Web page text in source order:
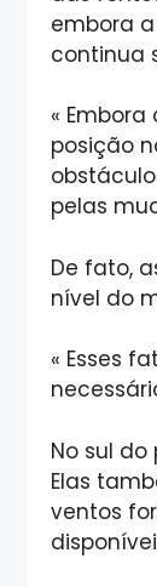
embora
continua
«
posição
pelas
De fato,
nível do
« Esses
No sul
Elas
ventos